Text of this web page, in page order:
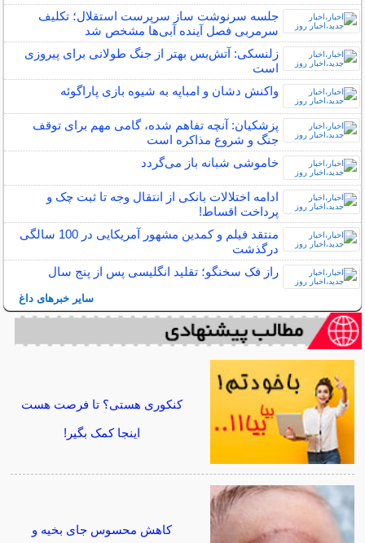
جلسه سرنوشت ساز سرپرست استقلال؛ تکلیف
سرمربی فصل آینده آبی‌ها مشخص شد
زلنسکی: آتش‌بس بهتر از جنگ طولانی برای پیروزی
است
واکنش دشان و امباپه به شیوه بازی پاراگوئه
پزشکیان: آنچه تفاهم شده، گامی مهم برای توقف
جنگ و شروع مذاکره است
خاموشی شبانه باز می‌گردد
ادامه اختلالات بانکی از انتقال وجه تا ثبت چک و
پرداخت اقساط!
منتقد فیلم و کمدین مشهور آمریکایی در 100 سالگی
درگذشت
راز فک سخنگو؛ تقلید انگلیسی پس از پنج سال
سایر خبرهای داغ
کنکوری هستی؟ تا فرصت هست
اینجا کمک بگیر!
کاهش محسوس جای بخیه و